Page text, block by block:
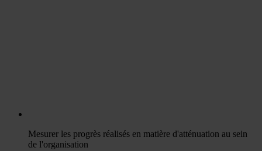
Mesurer les progrès réalisés en matière d'atténuation au sein
de l'organisation